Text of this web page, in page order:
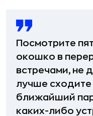
Посмотрите
окошко в
встречами, не
лучше сходите
ближайший
каких-либо